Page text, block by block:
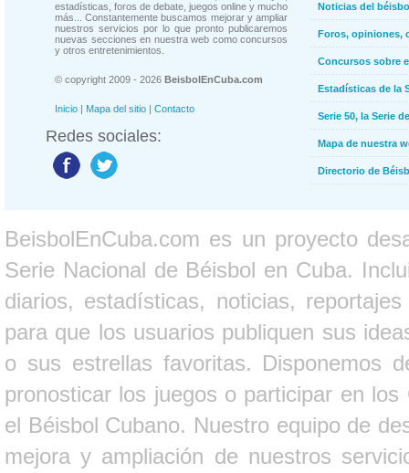
estadísticas, foros de debate, juegos online y mucho
más... Constantemente buscamos mejorar y ampliar
nuestros servicios por lo que pronto publicaremos
nuevas secciones en nuestra web como concursos
y otros entretenimientos.
© copyright 2009 - 2026 BeisbolEnCuba.com
Inicio | Mapa del sitio | Contacto
Redes sociales:
Noticias del
Foros, opiniones,
Concursos sobre
Estadísticas de la
Serie 50, la Serie
Mapa de nuestra
Directorio de
BeisbolEnCuba.com es un proyecto
Serie Nacional de Béisbol en Cuba.
diarios, estadísticas, noticias,
para que los usuarios publiquen sus
o sus estrellas favoritas. Disponemos
pronosticar los juegos o participar en
el Béisbol Cubano. Nuestro equipo de
mejora y ampliación de nuestros